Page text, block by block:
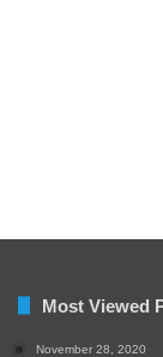
Most Viewed
November 28, 2020